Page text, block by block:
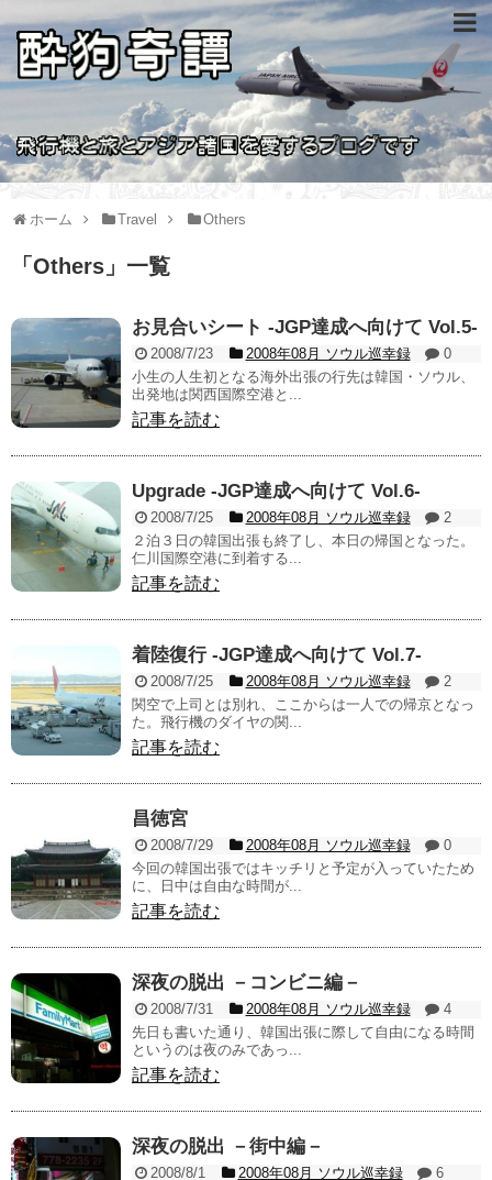
ホーム Travel Others
「 Others 」 一覧
お見合いシート -JGP達成へ向けて Vol.5-
2008/7/23 2008年08月 ソウル巡幸録
0
小生の人生初となる海外出張の行先は韓国・ソウル、
出発地は関西国際空港と...
記事を読む
Upgrade -JGP達成へ向けて Vol.6-
2008/7/25 2008年08月 ソウル巡幸録
2
２泊３日の韓国出張も終了し、本日の帰国となった。
仁川国際空港に到着する...
記事を読む
着陸復行 -JGP達成へ向けて Vol.7-
2008/7/25 2008年08月 ソウル巡幸録
2
関空で上司とは別れ、ここからは一人での帰京となっ
た。飛行機のダイヤの関...
記事を読む
昌徳宮
2008/7/29 2008年08月 ソウル巡幸録
0
今回の韓国出張ではキッチリと予定が入っていたため
に、日中は自由な時間が...
記事を読む
深夜の脱出 －コンビニ編－
2008/7/31 2008年08月 ソウル巡幸録
4
先日も書いた通り、韓国出張に際して自由になる時間
というのは夜のみであっ...
記事を読む
深夜の脱出 －街中編－
2008/8/1 2008年08月 ソウル巡幸録
6